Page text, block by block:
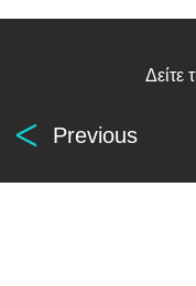
Δείτε
Previous